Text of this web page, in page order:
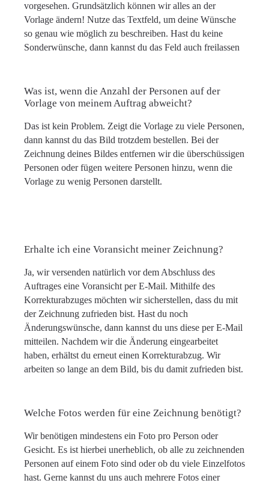
vorgesehen. Grundsätzlich können wir alles an der
Vorlage ändern! Nutze das Textfeld, um deine Wünsche
so genau wie möglich zu beschreiben. Hast du keine
Sonderwünsche, dann kannst du das Feld auch freilassen
Was ist, wenn die Anzahl der Personen auf der
Vorlage von meinem Auftrag abweicht?
Das ist kein Problem. Zeigt die Vorlage zu viele Personen,
dann kannst du das Bild trotzdem bestellen. Bei der
Zeichnung deines Bildes entfernen wir die überschüssigen
Personen oder fügen weitere Personen hinzu, wenn die
Vorlage zu wenig Personen darstellt.
Erhalte ich eine Voransicht meiner Zeichnung?
Ja, wir versenden natürlich vor dem Abschluss des
Auftrages eine Voransicht per E-Mail. Mithilfe des
Korrekturabzuges möchten wir sicherstellen, dass du mit
der Zeichnung zufrieden bist. Hast du noch
Änderungswünsche, dann kannst du uns diese per E-Mail
mitteilen. Nachdem wir die Änderung eingearbeitet
haben, erhältst du erneut einen Korrekturabzug. Wir
arbeiten so lange an dem Bild, bis du damit zufrieden bist.
Welche Fotos werden für eine Zeichnung benötigt?
Wir benötigen mindestens ein Foto pro Person oder
Gesicht. Es ist hierbei unerheblich, ob alle zu zeichnenden
Personen auf einem Foto sind oder ob du viele Einzelfotos
hast. Gerne kannst du uns auch mehrere Fotos einer